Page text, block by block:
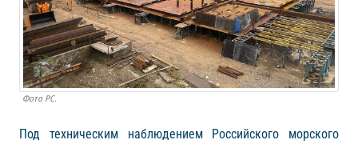
Фото РС.
Под техническим наблюдением Российского морского